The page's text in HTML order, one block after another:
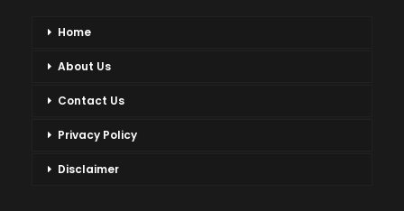
Home
About Us
Contact Us
Privacy Policy
Disclaimer